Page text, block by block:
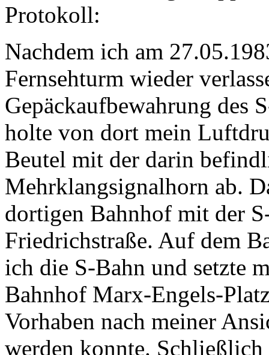
Protokoll:
Nachdem ich am
Fernsehturm wieder
Gepäckaufbewahrung des
holte von dort mein
Beutel mit der darin
Mehrklangsignalhorn ab.
dortigen Bahnhof mit der
Friedrichstraße. Auf dem
ich die S-Bahn und setzte
Bahnhof Marx-Engels-
Vorhaben nach meiner
werden konnte.